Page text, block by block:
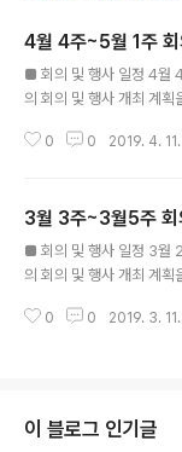
4월 4주~5월 1주 회
■ 회의 및 행사 일정 4월
의 회의 및 행사 개최 계획
장 오찬 간담회 - 일 시:
성장을 이끄는 지식재산
-4625 ○ 과학기술유공
소..
0 0 2019. 4. 11.
3월 3주~3월5주 회
■ 회의 및 행사 일정 3월
의 회의 및 행사 개최 계획
ialogue Tokyo 2019 -
0 0 2019. 3. 11.
이 블로그 인기글